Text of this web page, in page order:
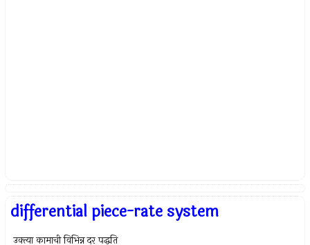
differential piece-rate system
उक्त्या कामाची विभिन्न दर पद्धति